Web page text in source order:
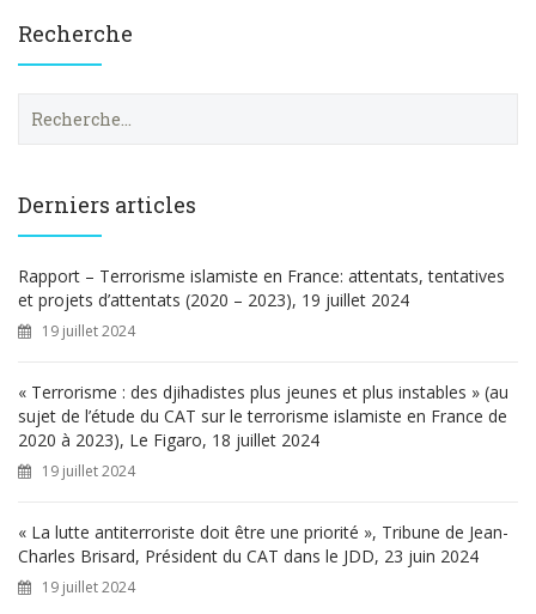
Recherche
e
h
e
r
Derniers articles
Rapport – Terrorisme islamiste en France: attentats, tentatives
et projets d’attentats (2020 – 2023), 19 juillet 2024
19 juillet 2024
« Terrorisme : des djihadistes plus jeunes et plus instables » (au
sujet de l’étude du CAT sur le terrorisme islamiste en France de
2020 à 2023), Le Figaro, 18 juillet 2024
19 juillet 2024
« La lutte antiterroriste doit être une priorité », Tribune de Jean-
Charles Brisard, Président du CAT dans le JDD, 23 juin 2024
19 juillet 2024